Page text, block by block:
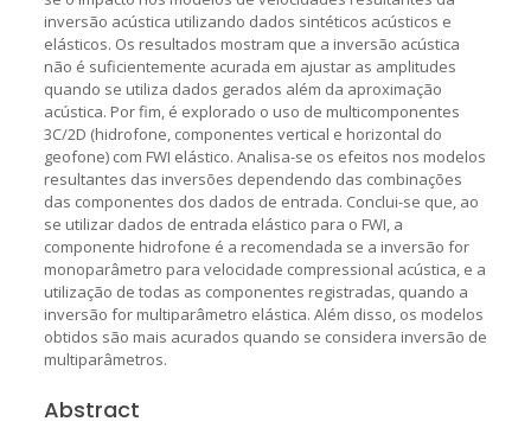
inversão acústica utilizando dados sintéticos acústicos e
elásticos. Os resultados mostram que a inversão acústica
não é suficientemente acurada em ajustar as amplitudes
quando se utiliza dados gerados além da aproximação
acústica. Por fim, é explorado o uso de multicomponentes
3C/2D (hidrofone, componentes vertical e horizontal do
geofone) com FWI elástico. Analisa-se os efeitos nos modelos
resultantes das inversões dependendo das combinações
das componentes dos dados de entrada. Conclui-se que, ao
se utilizar dados de entrada elástico para o FWI, a
componente hidrofone é a recomendada se a inversão for
monoparâmetro para velocidade compressional acústica, e a
utilização de todas as componentes registradas, quando a
inversão for multiparâmetro elástica. Além disso, os modelos
obtidos são mais acurados quando se considera inversão de
multiparâmetros.
Abstract